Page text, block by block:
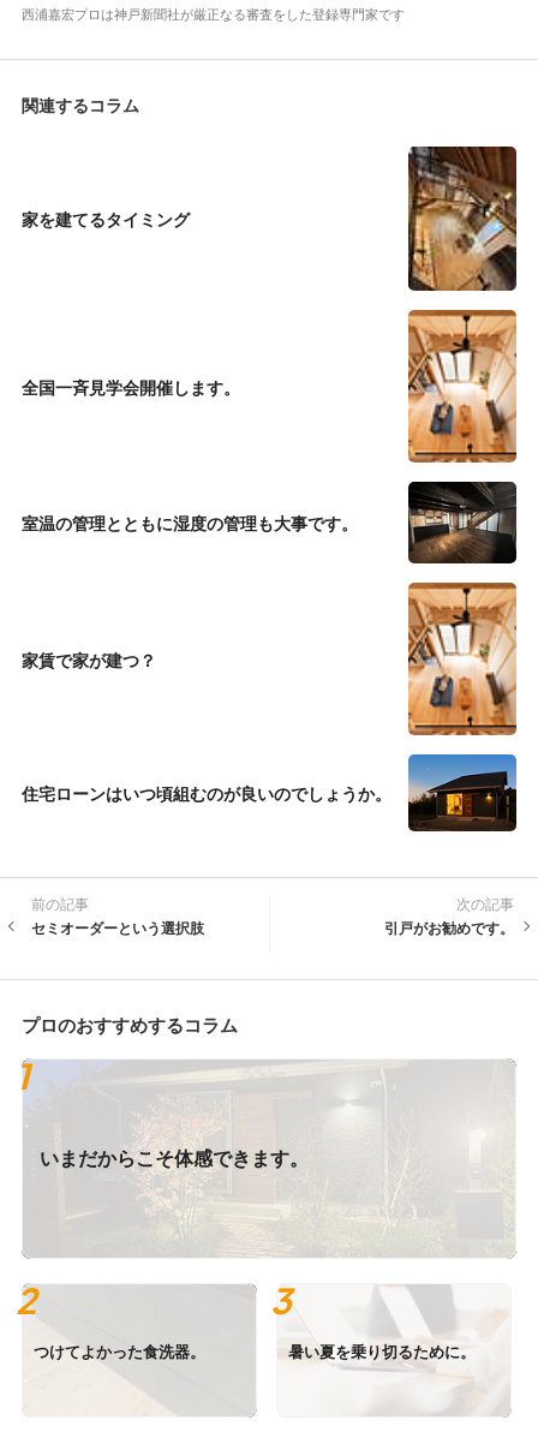
西浦嘉宏プロは神戸新聞社が厳正なる審査をした登録専門家です
関連するコラム
家を建てるタイミング
全国一斉見学会開催します。
室温の管理とともに湿度の管理も大事です。
家賃で家が建つ？
住宅ローンはいつ頃組むのが良いのでしょうか。
前の記事
セミオーダーという選択肢
次の記事
引戸がお勧めです。
プロのおすすめするコラム
いまだからこそ体感できます。
つけてよかった食洗器。 暑い夏を乗り切るために。